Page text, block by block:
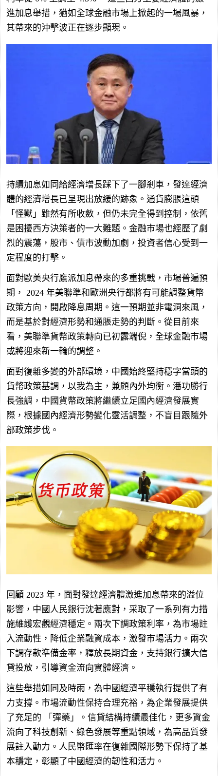
進加息舉措，猶如全球金融市場上掀起的一場風暴，
其帶來的沖擊波正在逐步顯現。
持續加息如同給經濟增長踩下了一腳剎車，發達經濟
體的經濟增長已呈現出放緩的跡象。通貨膨脹這頭
「怪獸」雖然有所收斂，但仍未完全得到控制，依舊
是困擾西方決策者的一大難題。金融市場也經歷了劇
烈的震蕩，股市、債市波動加劇，投資者信心受到一
定程度的打擊。
面對歐美央行鷹派加息帶來的多重挑戰，市場普遍預
期， 2024 年美聯準和歐洲央行都將有可能調整貨幣
政策方向，開啟降息周期。這一預期並非電洞來風，
而是基於對經濟形勢和通脹走勢的判斷。從目前來
看，美聯準貨幣政策轉向已初露端倪，全球金融市場
或將迎來新一輪的調整。
面對復雜多變的外部環境，中國始終堅持穩字當頭的
貨幣政策基調，以我為主，兼顧內外均衡。潘功勝行
長強調，中國貨幣政策將繼續立足國內經濟發展實
際，根據國內經濟形勢變化靈活調整，不盲目跟隨外
部政策步伐。
回顧 2023 年，面對發達經濟體激進加息帶來的溢位
影響，中國人民銀行沈著應對，采取了一系列有力措
施維護宏觀經濟穩定。兩次下調政策利率，為市場註
入流動性，降低企業融資成本，激發市場活力。兩次
下調存款準備金率，釋放長期資金，支持銀行擴大信
貸投放，引導資金流向實體經濟。
這些舉措如同及時雨，為中國經濟平穩執行提供了有
力支撐。市場流動性保持合理充裕，為企業發展提供
了充足的
「彈藥」。信貸結構持續最佳化，更多資金
流向了科技創新、綠色發展等重點領域，為高品質發
展註入動力。人民幣匯率在復雜國際形勢下保持了基
本穩定，彰顯了中國經濟的韌性和活力。